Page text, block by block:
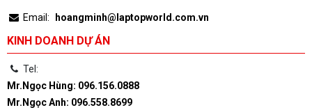
Email: hoangminh@laptopworld.com.vn
KINH DOANH DỰ ÁN
Tel:
Mr.Ngọc Hùng: 096.156.0888
Mr.Ngọc Anh: 096.558.8699